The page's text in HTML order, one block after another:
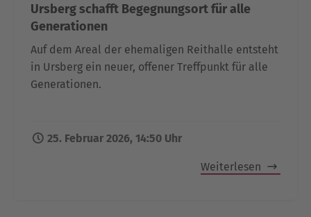
Ursberg schafft Begegnungsort für alle
Generationen
Auf dem Areal der ehemaligen Reithalle entsteht
in Ursberg ein neuer, offener Treffpunkt für alle
Generationen.
25. Februar 2026, 14:50 Uhr
Weiterlesen